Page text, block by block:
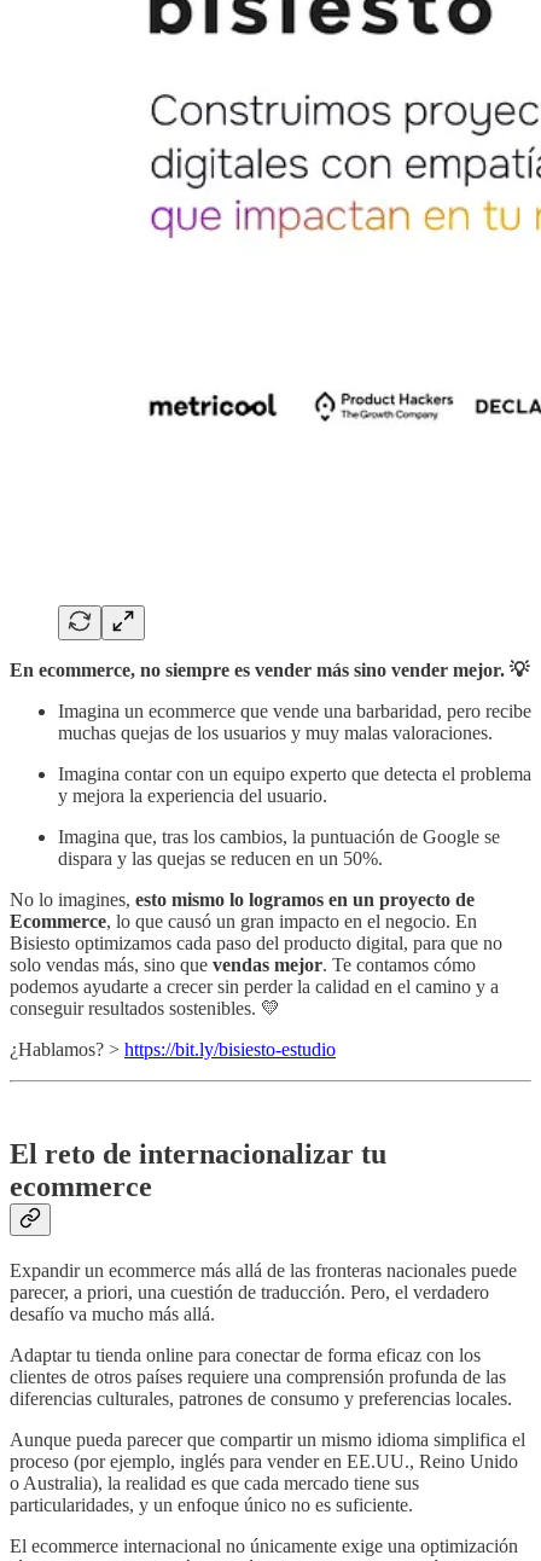
En ecommerce, no siempre es vender más sino vender mejor. 💡
Imagina un ecommerce que vende una barbaridad, pero recibe
muchas quejas de los usuarios y muy malas valoraciones.
Imagina contar con un equipo experto que detecta el problema
y mejora la experiencia del usuario.
Imagina que, tras los cambios, la puntuación de Google se
dispara y las quejas se reducen en un 50%.
No lo imagines, esto mismo lo logramos en un proyecto de
Ecommerce, lo que causó un gran impacto en el negocio. En
Bisiesto optimizamos cada paso del producto digital, para que no
solo vendas más, sino que vendas mejor. Te contamos cómo
podemos ayudarte a crecer sin perder la calidad en el camino y a
conseguir resultados sostenibles. 💛
¿Hablamos? > https://bit.ly/bisiesto-estudio
El reto de internacionalizar tu
ecommerce
Expandir un ecommerce más allá de las fronteras nacionales puede
parecer, a priori, una cuestión de traducción. Pero, el verdadero
desafío va mucho más allá.
Adaptar tu tienda online para conectar de forma eficaz con los
clientes de otros países requiere una comprensión profunda de las
diferencias culturales, patrones de consumo y preferencias locales.
Aunque pueda parecer que compartir un mismo idioma simplifica el
proceso (por ejemplo, inglés para vender en EE.UU., Reino Unido
o Australia), la realidad es que cada mercado tiene sus
particularidades, y un enfoque único no es suficiente.
El ecommerce internacional no únicamente exige una optimización